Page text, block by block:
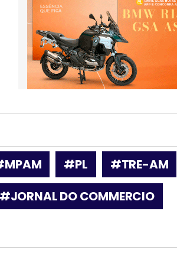
#PL
#TRE-AM
#JORNAL DO COMMERCIO